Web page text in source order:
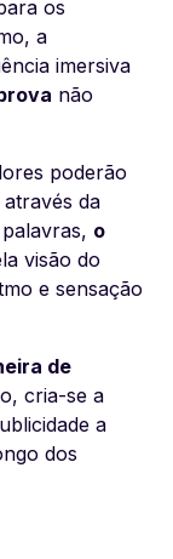
os
a
imersiva
não
poderão
da
o
visão do
e sensação
de
cria-se a
a
dos